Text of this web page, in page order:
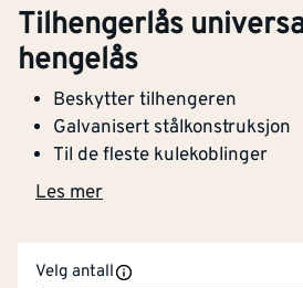
Tilhengerlås
hengelås
Beskytter tilhengeren
Galvanisert stålkonstruksjon
Til de fleste kulekoblinger
Les mer
Velg antall